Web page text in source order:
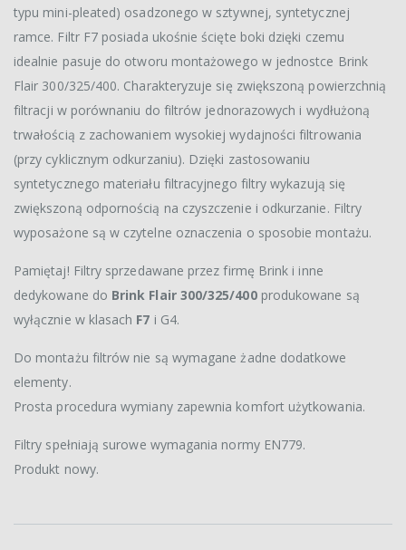
typu mini-pleated) osadzonego w sztywnej, syntetycznej
ramce. Filtr F7 posiada ukośnie ścięte boki dzięki czemu
idealnie pasuje do otworu montażowego w jednostce Brink
Flair 300/325/400. Charakteryzuje się zwiększoną powierzchnią
filtracji w porównaniu do filtrów jednorazowych i wydłużoną
trwałością z zachowaniem wysokiej wydajności filtrowania
(przy cyklicznym odkurzaniu). Dzięki zastosowaniu
syntetycznego materiału filtracyjnego filtry wykazują się
zwiększoną odpornością na czyszczenie i odkurzanie. Filtry
wyposażone są w czytelne oznaczenia o sposobie montażu.
Pamiętaj! Filtry sprzedawane przez firmę Brink i inne
dedykowane do Brink Flair 300/325/400produkowane są
wyłącznie w klasach F7 i G4.
Do montażu filtrów nie są wymagane żadne dodatkowe
elementy.
Prosta procedura wymiany zapewnia komfort użytkowania.
Filtry spełniają surowe wymagania normy EN779.
Produkt nowy.